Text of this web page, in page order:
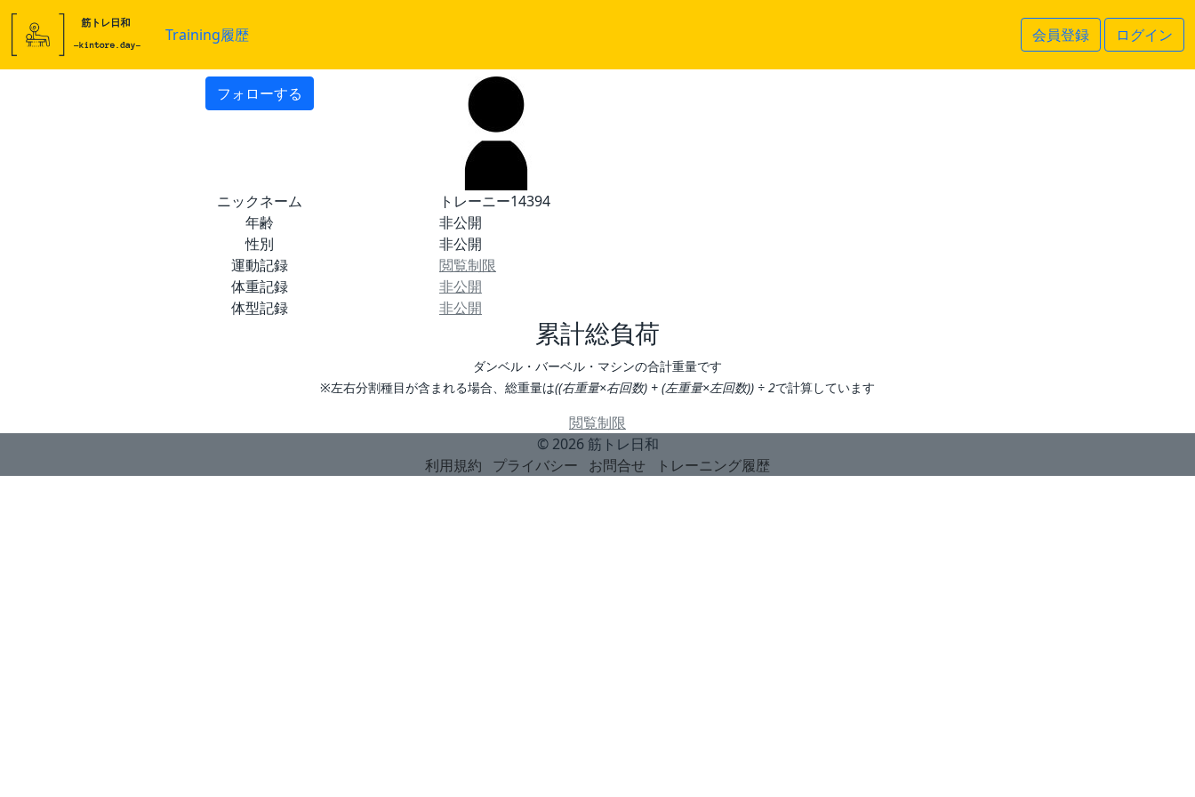
Training履歴 会員登録 ログイン
フォローする
ニックネーム
トレーニー14394
年齢
非公開
性別
非公開
運動記録
閲覧制限
体重記録
非公開
体型記録
非公開
累計総負荷
ダンベル・バーベル・マシンの合計重量です
※左右分割種目が含まれる場合、総重量は((右重量×右回数) + (左重量×左回数)) ÷ 2で計算しています
閲覧制限
© 2026 筋トレ日和
利用規約
プライバシー お問合せ トレーニング履歴